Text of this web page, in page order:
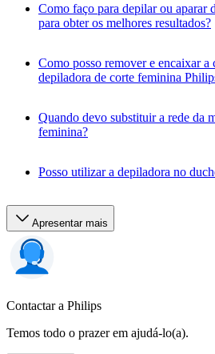
Como faço para depilar ou aparar
para obter os melhores resultados?
Como posso remover e encaixar a
depiladora de corte feminina
Quando devo substituir a rede da
feminina?
Posso utilizar a depiladora no
Apresentar mais
Contactar a Philips
Temos todo o prazer em ajudá-lo(a).